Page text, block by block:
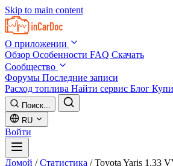
Skip to main content
О приложении
Обзор Особенности FAQ Скачать
Сообщество
Форумы Последние записи
Расход топлива Найти сервис Блог
Поиск...
RU
Войти
Домой / Статистика / Toyota Yaris 1.33